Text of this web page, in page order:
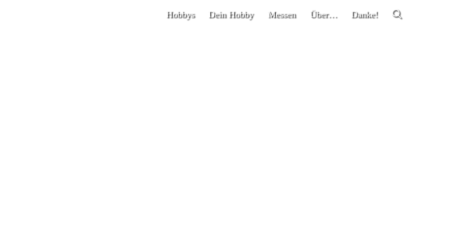
Hobbys Dein Hobby Messen Über… Danke!